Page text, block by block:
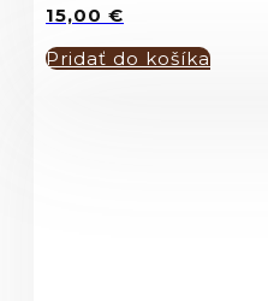
15,00 €
Pridať do košíka